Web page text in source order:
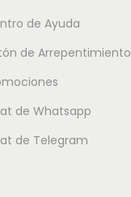
de Ayuda
de Arrepentimiento
de Whatsapp
de Telegram